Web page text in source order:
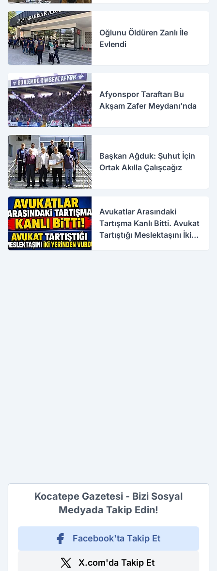
Oğlunu Öldüren Zanlı İle
Evlendi
Afyonspor Taraftarı Bu
Akşam Zafer Meydanı’nda
Başkan Ağduk: Şuhut İçin
Ortak Akılla Çalışcağız
Avukatlar Arasındaki
Tartışma Kanlı Bitti. Avukat
Tartıştığı Meslektaşını İki
Kocatepe Gazetesi - Bizi Sosyal
Medyada Takip Edin!
Facebook'ta Takip Et
X.com'da Takip Et